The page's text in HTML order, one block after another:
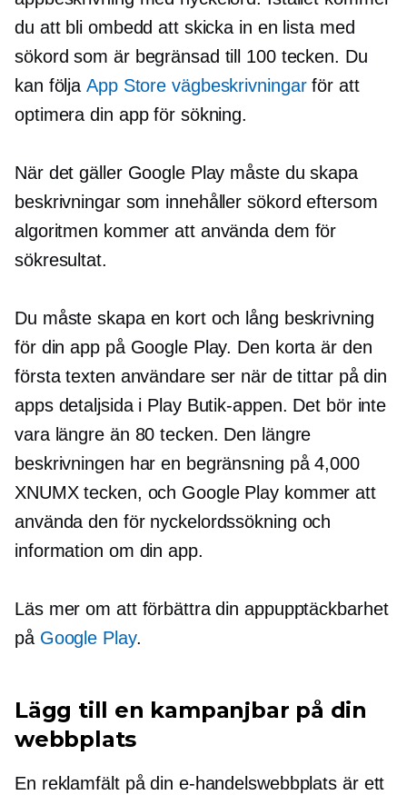
du att bli ombedd att skicka in en lista med
sökord som är begränsad till 100 tecken. Du
kan följaApp Store vägbeskrivningarför att
optimera din app för sökning.
När det gäller Google Play måste du skapa
beskrivningar som innehåller sökord eftersom
algoritmen kommer att använda dem för
sökresultat.
Du måste skapa en kort och lång beskrivning
för din app på Google Play. Den korta är den
första texten användare ser när de tittar på din
apps detaljsida i Play Butik-appen. Det bör inte
vara längre än 80 tecken. Den längre
beskrivningen har en begränsning på 4,000
XNUMX tecken, och Google Play kommer att
använda den för nyckelordssökning och
information om din app.
Läs mer om att förbättra din appupptäckbarhet
på Google Play.
Lägg till en kampanjbar på din
webbplats
En reklamfält på din e-handelswebbplats är ett